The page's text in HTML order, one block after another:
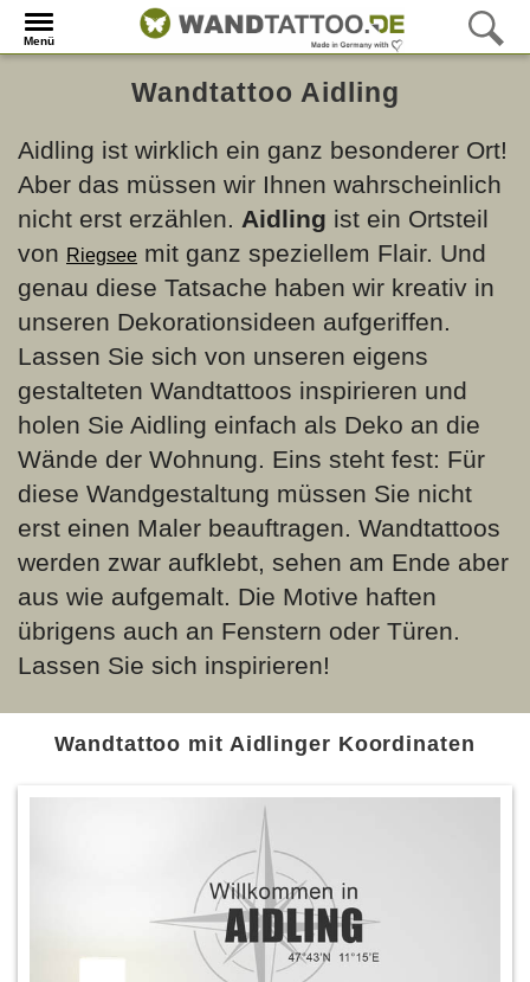
Menü
Wandtattoo Aidling
Aidling ist wirklich ein ganz besonderer Ort!
Aber das müssen wir Ihnen wahrscheinlich
nicht erst erzählen. Aidling ist ein Ortsteil
von Riegsee mit ganz speziellem Flair. Und
genau diese Tatsache haben wir kreativ in
unseren Dekorationsideen aufgeriffen.
Lassen Sie sich von unseren eigens
gestalteten Wandtattoos inspirieren und
holen Sie Aidling einfach als Deko an die
Wände der Wohnung. Eins steht fest: Für
diese Wandgestaltung müssen Sie nicht
erst einen Maler beauftragen. Wandtattoos
werden zwar aufklebt, sehen am Ende aber
aus wie aufgemalt. Die Motive haften
übrigens auch an Fenstern oder Türen.
Lassen Sie sich inspirieren!
Wandtattoo mit Aidlinger Koordinaten